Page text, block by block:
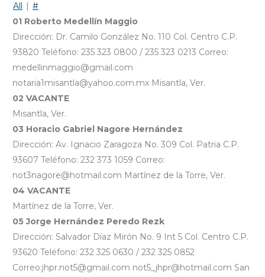
All | #
01 Roberto Medellín Maggio
Dirección: Dr. Camilo González No. 110 Col. Centro C.P.
93820 Teléfono: 235 323 0800 / 235 323 0213 Correo:
medellinmaggio@gmail.com
notaria1misantla@yahoo.com.mx Misantla, Ver.
02 VACANTE
Misantla, Ver.
03 Horacio Gabriel Nagore Hernández
Dirección: Av. Ignacio Zaragoza No. 309 Col. Patria C.P.
93607 Teléfono: 232 373 1059 Correo:
not3nagore@hotmail.com Martínez de la Torre, Ver.
04 VACANTE
Martínez de la Torre, Ver.
05 Jorge Hernández Peredo Rezk
Dirección: Salvador Díaz Mirón No. 9 Int 5 Col. Centro C.P.
93620 Teléfono: 232 325 0630 / 232 325 0852
Correo:jhpr.not5@gmail.com not5_jhpr@hotmail.com San